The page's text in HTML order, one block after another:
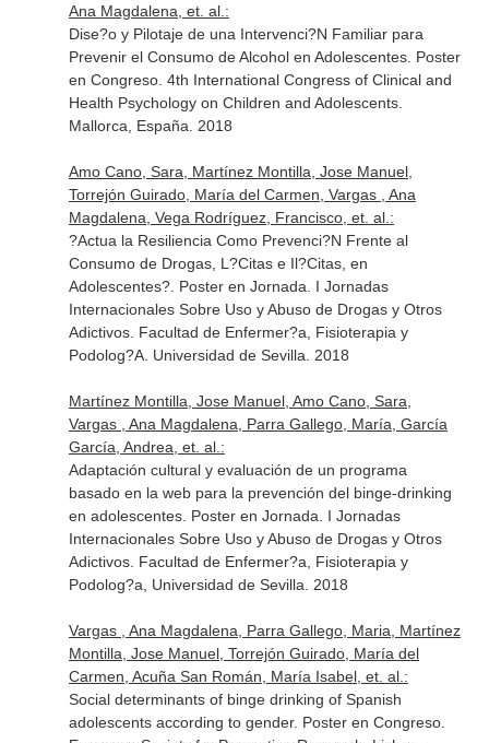
Ana Magdalena, et. al.:
Dise?o y Pilotaje de una Intervenci?N Familiar para
Prevenir el Consumo de Alcohol en Adolescentes. Poster
en Congreso. 4th International Congress of Clinical and
Health Psychology on Children and Adolescents.
Mallorca, España. 2018
Amo Cano, Sara, Martínez Montilla, Jose Manuel,
Torrejón Guirado, María del Carmen, Vargas , Ana
Magdalena, Vega Rodríguez, Francisco, et. al.:
?Actua la Resiliencia Como Prevenci?N Frente al
Consumo de Drogas, L?Citas e Il?Citas, en
Adolescentes?. Poster en Jornada. I Jornadas
Internacionales Sobre Uso y Abuso de Drogas y Otros
Adictivos. Facultad de Enfermer?a, Fisioterapia y
Podolog?A. Universidad de Sevilla. 2018
Martínez Montilla, Jose Manuel, Amo Cano, Sara,
Vargas , Ana Magdalena, Parra Gallego, María, García
García, Andrea, et. al.:
Adaptación cultural y evaluación de un programa
basado en la web para la prevención del binge-drinking
en adolescentes. Poster en Jornada. I Jornadas
Internacionales Sobre Uso y Abuso de Drogas y Otros
Adictivos. Facultad de Enfermer?a, Fisioterapia y
Podolog?a, Universidad de Sevilla. 2018
Vargas , Ana Magdalena, Parra Gallego, Maria, Martínez
Montilla, Jose Manuel, Torrejón Guirado, María del
Carmen, Acuña San Román, María Isabel, et. al.:
Social determinants of binge drinking of Spanish
adolescents according to gender. Poster en Congreso.